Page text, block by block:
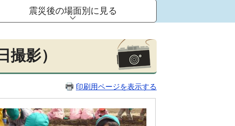
震災後の場面別に見る
影）
印刷用ページを表示する